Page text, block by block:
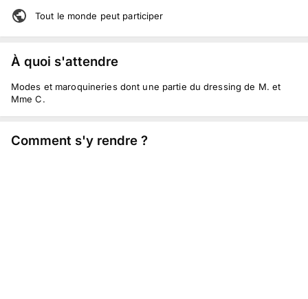
Tout le monde peut participer
À quoi s'attendre
Modes et maroquineries dont une partie du dressing de M. et
Mme C.
Comment s'y rendre ?